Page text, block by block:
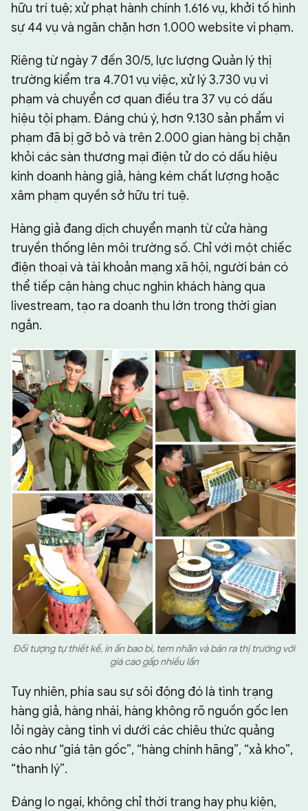
hữu trí tuệ; xử phạt hành chính 1.616 vụ, khởi tố hình
sự 44 vụ và ngăn chặn hơn 1.000 website vi phạm.
Riêng từ ngày 7 đến 30/5, lực lượng Quản lý thị
trường kiểm tra 4.701 vụ việc, xử lý 3.730 vụ vi
phạm và chuyển cơ quan điều tra 37 vụ có dấu
hiệu tội phạm. Đáng chú ý, hơn 9.130 sản phẩm vi
phạm đã bị gỡ bỏ và trên 2.000 gian hàng bị chặn
khỏi các sàn thương mại điện tử do có dấu hiệu
kinh doanh hàng giả, hàng kém chất lượng hoặc
xâm phạm quyền sở hữu trí tuệ.
Hàng giả đang dịch chuyển mạnh từ cửa hàng
truyền thống lên môi trường số. Chỉ với một chiếc
điện thoại và tài khoản mạng xã hội, người bán có
thể tiếp cận hàng chục nghìn khách hàng qua
livestream, tạo ra doanh thu lớn trong thời gian
ngắn.
Đối tượng tự thiết kế, in ấn bao bì, tem nhãn và bán ra thị trường với
giá cao gấp nhiều lần
Tuy nhiên, phía sau sự sôi động đó là tình trạng
hàng giả, hàng nhái, hàng không rõ nguồn gốc len
lỏi ngày càng tinh vi dưới các chiêu thức quảng
cáo như “giá tận gốc”, “hàng chính hãng”, “xả kho”,
“thanh lý”.
Đáng lo ngại, không chỉ thời trang hay phụ kiện,